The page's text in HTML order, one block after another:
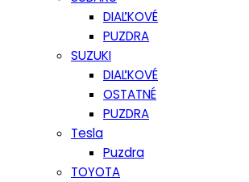
DIAĽKOVÉ
PUZDRA
SUZUKI
DIAĽKOVÉ
OSTATNÉ
PUZDRA
Tesla
Puzdra
TOYOTA